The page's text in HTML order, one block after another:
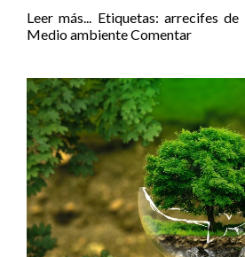
Leer más... Etiquetas:arrecifes de
Medio ambienteComentar